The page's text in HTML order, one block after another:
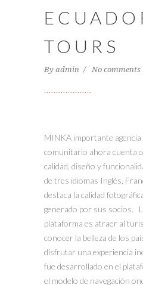
TOURS
By admin No comments
MINKA importante
comunitario ahora cuenta
calidad, diseño y
de tres idiomas Inglés,
destaca la calidad
generado por sus socios.
plataforma es atraer al
conocer la belleza de los
disfrutar una experiencia
fue desarrollado en el
el modelo de navegación